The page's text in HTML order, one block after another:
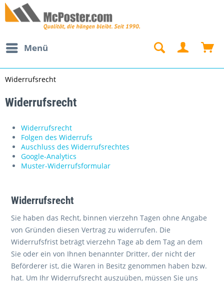
Menü
Widerrufsrecht
Widerrufsrecht
Widerrufsrecht
Folgen des Widerrufs
Auschluss des Widerrufsrechtes
Google-Analytics
Muster-Widerrufsformular
Widerrufsrecht
Sie haben das Recht, binnen vierzehn Tagen ohne Angabe
von Gründen diesen Vertrag zu widerrufen. Die
Widerrufsfrist beträgt vierzehn Tage ab dem Tag an dem
Sie oder ein von Ihnen benannter Dritter, der nicht der
Beförderer ist, die Waren in Besitz genommen haben bzw.
hat. Um Ihr Widerrufsrecht auszuüben, müssen Sie uns